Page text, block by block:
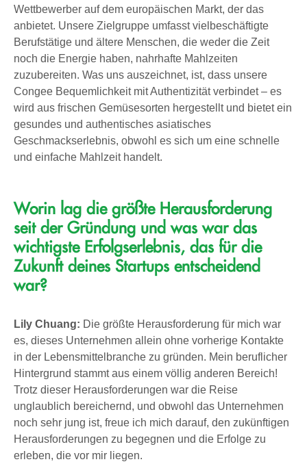
Wettbewerber auf dem europäischen Markt, der das
anbietet. Unsere Zielgruppe umfasst vielbeschäftigte
Berufstätige und ältere Menschen, die weder die Zeit
noch die Energie haben, nahrhafte Mahlzeiten
zuzubereiten. Was uns auszeichnet, ist, dass unsere
Congee Bequemlichkeit mit Authentizität verbindet – es
wird aus frischen Gemüsesorten hergestellt und bietet ein
gesundes und authentisches asiatisches
Geschmackserlebnis, obwohl es sich um eine schnelle
und einfache Mahlzeit handelt.
Worin lag die größte Herausforderung
seit der Gründung und was war das
wichtigste Erfolgserlebnis, das für die
Zukunft deines Startups entscheidend
war?
Lily Chuang: Die größte Herausforderung für mich war
es, dieses Unternehmen allein ohne vorherige Kontakte
in der Lebensmittelbranche zu gründen. Mein beruflicher
Hintergrund stammt aus einem völlig anderen Bereich!
Trotz dieser Herausforderungen war die Reise
unglaublich bereichernd, und obwohl das Unternehmen
noch sehr jung ist, freue ich mich darauf, den zukünftigen
Herausforderungen zu begegnen und die Erfolge zu
erleben, die vor mir liegen.